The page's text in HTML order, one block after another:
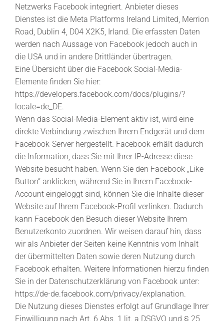
Netzwerks Facebook integriert. Anbieter dieses
Dienstes ist die Meta Platforms Ireland Limited, Merrion
Road, Dublin 4, D04 X2K5, Irland. Die erfassten Daten
werden nach Aussage von Facebook jedoch auch in
die USA und in andere Drittländer übertragen.
Eine Übersicht über die Facebook Social-Media-
Elemente finden Sie hier:
https://developers.facebook.com/docs/plugins/?
locale=de_DE.
Wenn das Social-Media-Element aktiv ist, wird eine
direkte Verbindung zwischen Ihrem Endgerät und dem
Facebook-Server hergestellt. Facebook erhält dadurch
die Information, dass Sie mit Ihrer IP-Adresse diese
Website besucht haben. Wenn Sie den Facebook „Like-
Button“ anklicken, während Sie in Ihrem Facebook-
Account eingeloggt sind, können Sie die Inhalte dieser
Website auf Ihrem Facebook-Profil verlinken. Dadurch
kann Facebook den Besuch dieser Website Ihrem
Benutzerkonto zuordnen. Wir weisen darauf hin, dass
wir als Anbieter der Seiten keine Kenntnis vom Inhalt
der übermittelten Daten sowie deren Nutzung durch
Facebook erhalten. Weitere Informationen hierzu finden
Sie in der Datenschutzerklärung von Facebook unter:
https://de-de.facebook.com/privacy/explanation.
Die Nutzung dieses Dienstes erfolgt auf Grundlage Ihrer
Einwilligung nach Art. 6 Abs. 1 lit. a DSGVO und § 25